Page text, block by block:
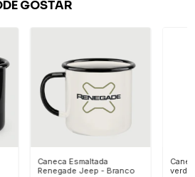
GOSTAR
Caneca Esmaltada
Renegade Jeep - Branco
verde